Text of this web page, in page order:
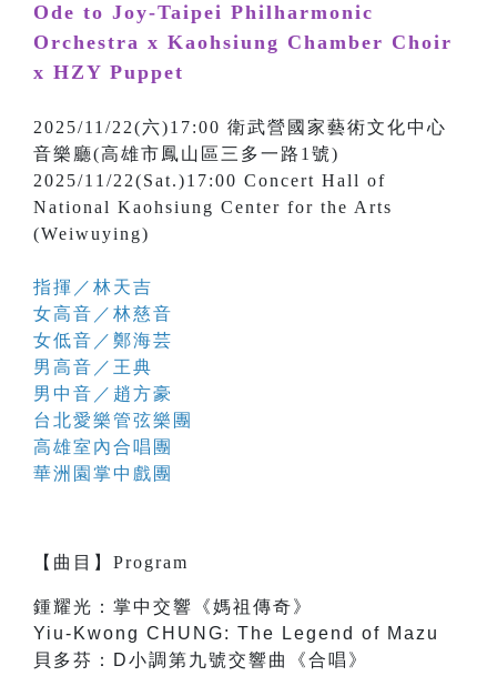
Ode to Joy-Taipei Philharmonic
Orchestra x Kaohsiung Chamber Choir
x HZY Puppet
2025/11/22(六)17:00 衛武營國家藝術文化中心
音樂廳(高雄市鳳山區三多一路1號)
2025/11/22(Sat.)17:00 Concert Hall of
National Kaohsiung Center for the Arts
(Weiwuying)
指揮／林天吉
女高音／林慈音
女低音／鄭海芸
男高音／王典
男中音／趙方豪
台北愛樂管弦樂團
高雄室內合唱團
華洲園掌中戲團
【 曲目 】 Program
鍾耀光：掌中交響《媽祖傳奇》
Yiu-Kwong CHUNG: The Legend of Mazu
貝多芬：D小調第九號交響曲《合唱》